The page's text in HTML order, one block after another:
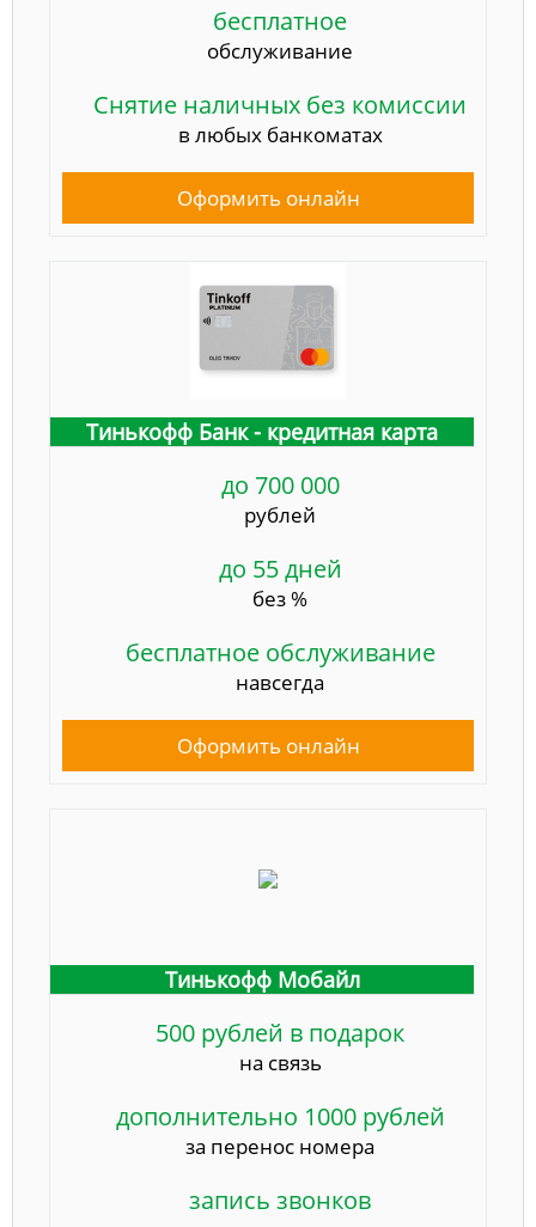
бесплатное
обслуживание
Снятие наличных без комиссии
в любых банкоматах
Оформить онлайн
Тинькофф Банк - кредитная карта
до 700 000
рублей
до 55 дней
без %
бесплатное обслуживание
навсегда
Оформить онлайн
Тинькофф Мобайл
500 рублей в подарок
на связь
дополнительно 1000 рублей
за перенос номера
запись звонков